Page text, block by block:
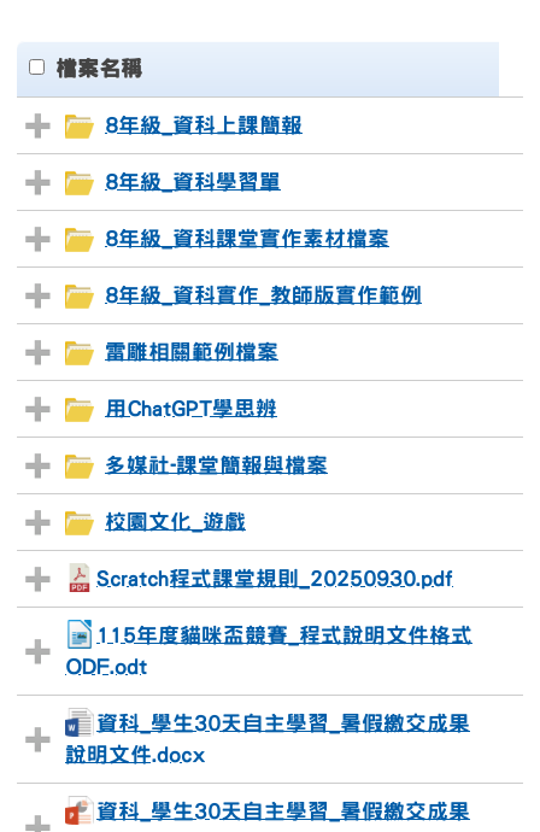
Files List
clickAll
檔案名稱
8年級_資科上課簡報
8年級_資科學習單
8年級_資科課堂實作素材檔案
8年級_資科實作_教師版實作範例
雷雕相關範例檔案
用ChatGPT學思辨
多媒社-課堂簡報與檔案
校園文化_遊戲
Scratch程式課堂規則_20250930.pdf
115年度貓咪盃競賽_程式說明文件格式
ODF.odt
資科_學生30天自主學習_暑假繳交成果
說明文件.docx
資科_學生30天自主學習_暑假繳交成果